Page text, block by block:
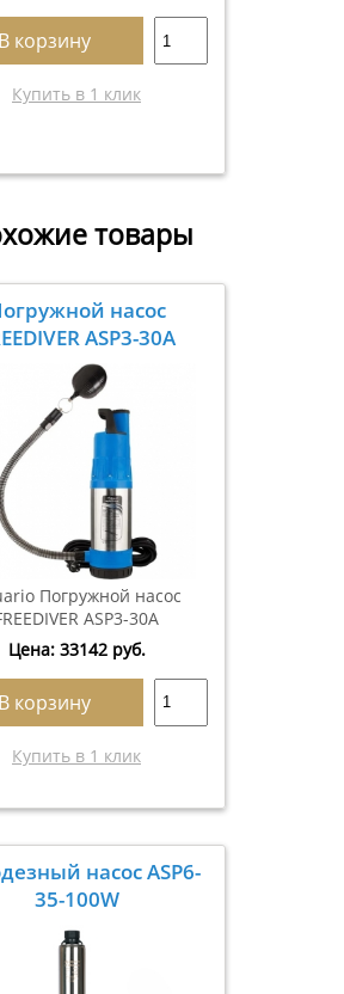
В корзину
Купить в 1 клик
товары
насос
ASP3-30A
Погружной насос
ASP3-30A
Цена: 33142 руб.
В корзину
Купить в 1 клик
насос ASP6-
35-100W